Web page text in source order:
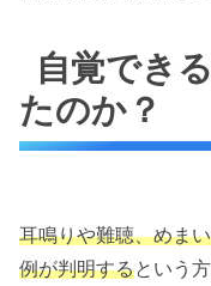
自覚でき
たのか？
耳鳴りや難聴、めま
例が判明するという